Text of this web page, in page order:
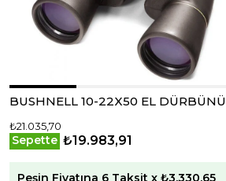
BUSHNELL 10-22X50 EL DÜRBÜNÜ
₺21.035,70
Sepette ₺19.983,91
Peşin Fiyatına 6 Taksit x ₺3.330,65